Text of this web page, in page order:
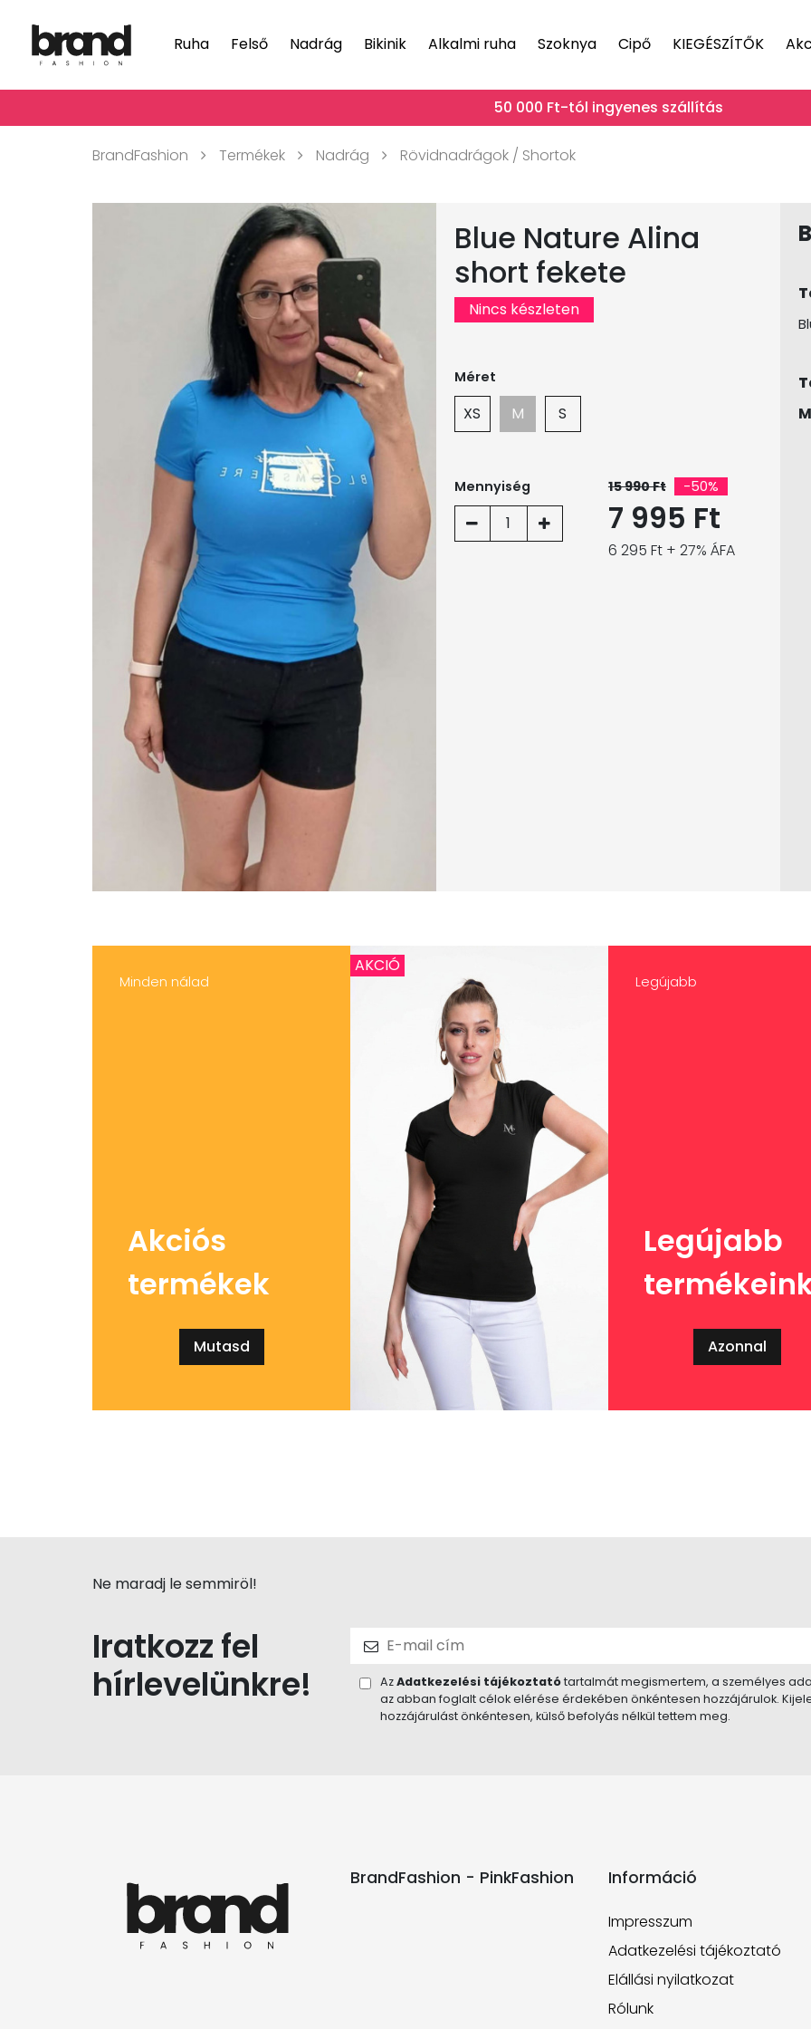
Ruha Felső Nadrág Bikinik Alkalmi ruha Szoknya Cipő KIEGÉSZÍTŐK
50 000 Ft-tól ingyenes szállítás
BrandFashion Termékek Nadrág Rövidnadrágok / Shortok
Blue Nature Alina
short fekete
Nincs készleten
Méret
XS M S
Mennyiség
1
15 990 Ft -50%
7 995 Ft
6 295 Ft + 27% ÁFA
Minden nálad
Akciós
termékek
Mutasd
AKCIÓ
Legújabb
Legújabb
Azonnal
Ne maradj le semmiröl!
Iratkozz fel
hírlevelünkre!
AzAdatkezelési tájékoztatótartalmát megismertem, a személyes
az abban foglalt célok elérése érdekében önkéntesen hozzájárulok.
hozzájárulást önkéntesen, külső befolyás nélkül tettem meg.
BrandFashion - PinkFashion Információ
Impresszum
Adatkezelési tájékoztató
Elállási nyilatkozat
Rólunk